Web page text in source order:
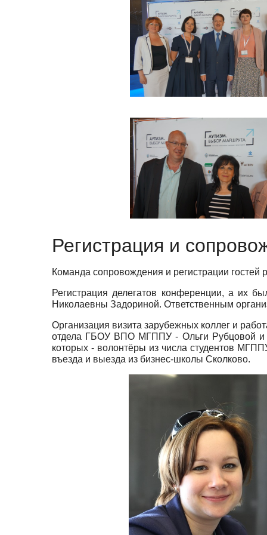
Регистрация и
Команда сопровождения и регистрации гостей
Регистрация делегатов конференции, а их
Николаевны Задориной. Ответственным
Организация визита зарубежных коллег и
отдела ГБОУ ВПО МГППУ - Ольги Рубцовой и
которых - волонтёры из числа студентов
въезда и выезда из бизнес-школы Сколково.